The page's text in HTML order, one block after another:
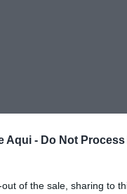
Aqui - Do Not
of the sale, sharing to